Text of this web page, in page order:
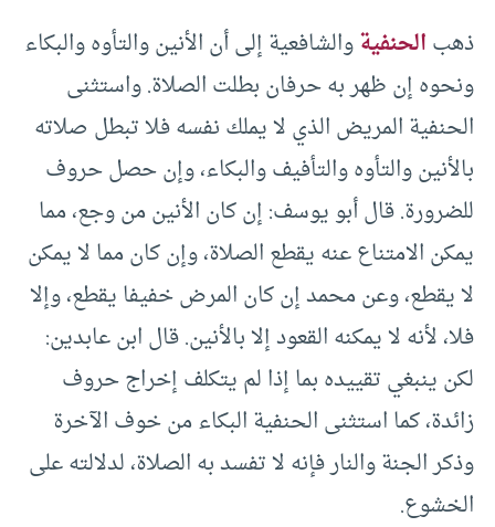
ذهبالحنفيةوالشافعية إلى أن الأنين والتأوه والبكاء
ونحوه إن ظهر به حرفان بطلت الصلاة. واستثنى
الحنفية المريض الذي لا يملك نفسه فلا تبطل صلاته
بالأنين والتأوه والتأفيف والبكاء، وإن حصل حروف
للضرورة. قال أبو يوسف: إن كان الأنين من وجع، مما
يمكن الامتناع عنه يقطع الصلاة، وإن كان مما لا يمكن
لا يقطع، وعن محمد إن كان المرض خفيفا يقطع، وإلا
فلا، لأنه لا يمكنه القعود إلا بالأنين. قال ابن عابدين:
لكن ينبغي تقييده بما إذا لم يتكلف إخراج حروف
زائدة، كما استثنى الحنفية البكاء من خوف الآخرة
وذكر الجنة والنار فإنه لا تفسد به الصلاة، لدلالته على
الخشوع.